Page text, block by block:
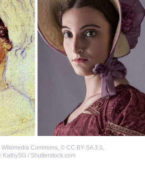
Wikimedia Commons, © CC BY-SA 3.0,
KathySG / Shutterstock.com